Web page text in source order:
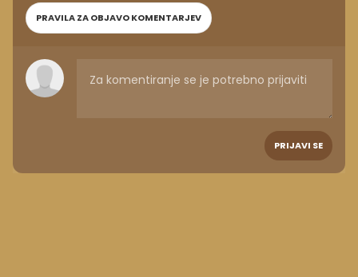
PRAVILA ZA OBJAVO KOMENTARJEV
PRIJAVI SE